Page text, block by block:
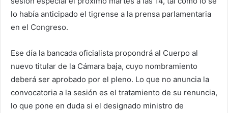
lo había anticipado el tigrense a la prensa parlamentaria
en el Congreso.
Ese día la bancada oficialista propondrá al Cuerpo al
nuevo titular de la Cámara baja, cuyo nombramiento
deberá ser aprobado por el pleno. Lo que no anuncia la
convocatoria a la sesión es el tratamiento de su renuncia,
lo que pone en duda si el designado ministro de